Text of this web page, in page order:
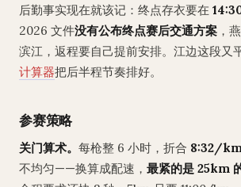
后勤事实现在就该记：终点存衣要在
2026 文件没有公布终点赛后交通方案 ，
滨江，返程要自己提前安排。江边这段又
计算器把后半程节奏排好。
参赛策略
关门算术。 每枪整 6 小时，折合 8:32/
不均匀——换算成配速， 最紧的是 25km